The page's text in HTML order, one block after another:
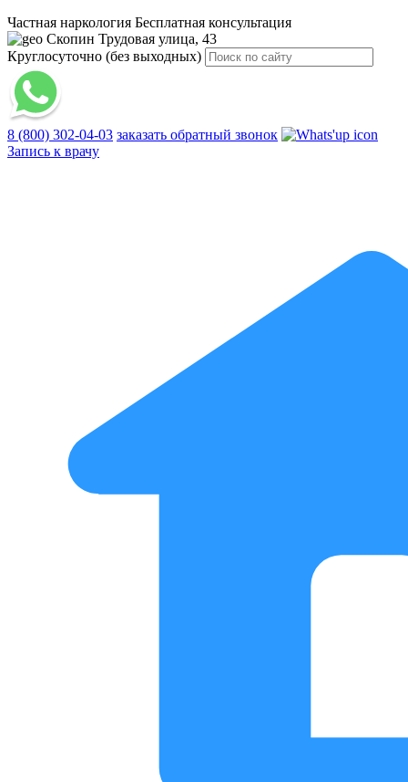
Частная наркология Бесплатная консультация
Скопин Трудовая улица, 43
Круглосуточно (без выходных)
8 (800) 302-04-03 заказать обратный звонок
Запись к врачу